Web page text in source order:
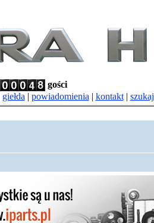
gości
giełda | powiadomienia | kontakt| szukaj